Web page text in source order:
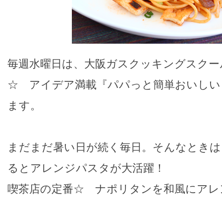
毎週水曜日は、大阪ガスクッキングスク
☆ アイデア満載『パパっと簡単おいしい
ます。
まだまだ暑い日が続く毎日。そんなとき
るとアレンジパスタが大活躍！
喫茶店の定番☆ ナポリタンを和風にアレ